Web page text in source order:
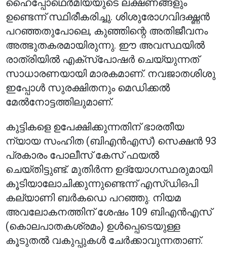
ഹൈപ്പോഥെർമിയയുടെ ലക്ഷണങ്ങളും
ഉണ്ടെന്ന് സ്ഥിരീകരിച്ചു. ശിശുരോഗവിദഗ്ദ്ധൻ
പറഞ്ഞതുപോലെ, കുഞ്ഞിന്റെ അതിജീവനം
അത്ഭുതകരമായിരുന്നു. ഈ അവസ്ഥയിൽ
രാത്രിയിൽ എക്‌സ്‌പോഷർ ചെയ്യുന്നത്
സാധാരണയായി മാരകമാണ്. നവജാതശിശു
ഇപ്പോൾ സുരക്ഷിതനും മെഡിക്കൽ
മേൽനോട്ടത്തിലുമാണ്.
കുട്ടികളെ ഉപേക്ഷിക്കുന്നതിന് ഭാരതീയ
ന്യായ സംഹിത (ബിഎൻഎസ്) സെക്ഷൻ 93
പ്രകാരം പോലീസ് കേസ് ഫയൽ
ചെയ്തിട്ടുണ്ട്. മുതിർന്ന ഉദ്യോഗസ്ഥരുമായി
കൂടിയാലോചിക്കുന്നുണ്ടെന്ന് എസ്‌ഡി‌ഒ‌പി
കല്യാണി ബർകഡെ പറഞ്ഞു. നിയമ
അവലോകനത്തിന് ശേഷം 109 ബിഎൻഎസ്
(കൊലപാതകശ്രമം) ഉൾപ്പെടെയുള്ള
കൂടുതൽ വകുപ്പുകൾ ചേർക്കാവുന്നതാണ്.